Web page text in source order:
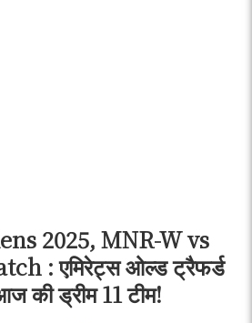
2025, MNR-W vs
: एमिरेट्स ओल्ड ट्रैफर्ड
की ड्रीम 11 टीम!